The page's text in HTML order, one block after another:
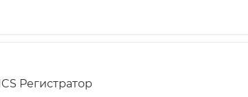
Регистратор